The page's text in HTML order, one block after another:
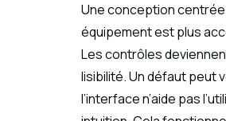
Une conception centrée
équipement est plus
Les contrôles
lisibilité. Un défaut peut
l’interface n’aide pas